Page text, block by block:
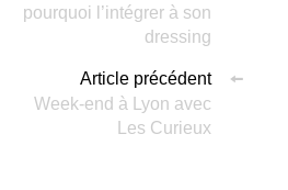
pourquoi l’intégrer à son
dressing
Article précédent
Week-end à Lyon avec
Les Curieux